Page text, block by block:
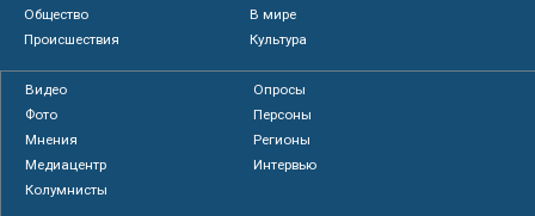
Общество
В мире
Происшествия
Культура
Видео
Опросы
Фото
Персоны
Мнения
Регионы
Медиацентр
Интервью
Колумнисты